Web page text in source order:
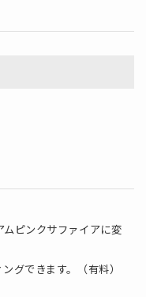
ピンクサファイアに変
グできます。（有料）